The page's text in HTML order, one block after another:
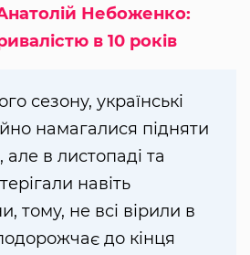
Небоженко:
в 10 років
сезону, українські
намагалися підняти
але в листопаді та
навіть
тому, не всі вірили в
до кінця